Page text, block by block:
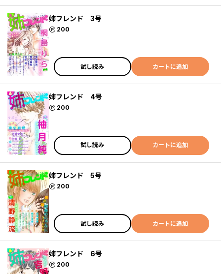
姉フレンド 3号
200
ポイント
試し読み カートに追加
姉フレンド 4号
200
ポイント
試し読み カートに追加
姉フレンド 5号
200
ポイント
試し読み カートに追加
姉フレンド 6号
200
ポイント